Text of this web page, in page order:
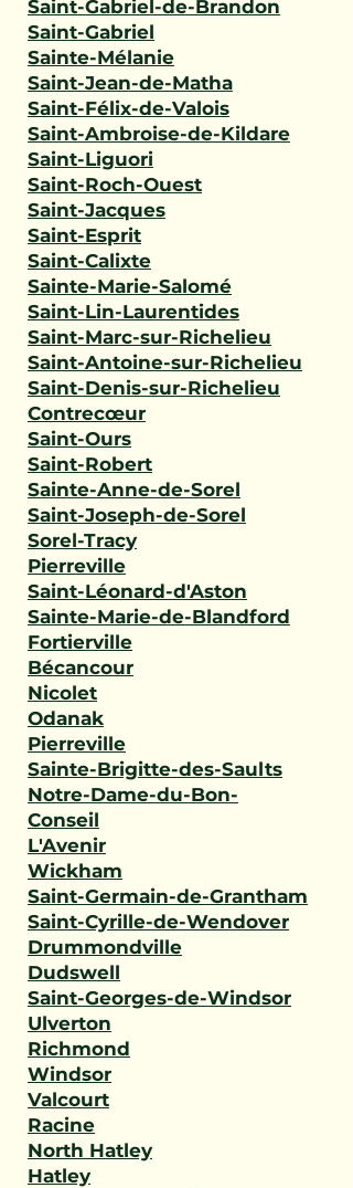
Saint-Gabriel-de-Brandon
Saint-Gabriel
Sainte-Mélanie
Saint-Jean-de-Matha
Saint-Félix-de-Valois
Saint-Ambroise-de-Kildare
Saint-Liguori
Saint-Roch-Ouest
Saint-Jacques
Saint-Esprit
Saint-Calixte
Sainte-Marie-Salomé
Saint-Lin-Laurentides
Saint-Marc-sur-Richelieu
Saint-Antoine-sur-Richelieu
Saint-Denis-sur-Richelieu
Contrecœur
Saint-Ours
Saint-Robert
Sainte-Anne-de-Sorel
Saint-Joseph-de-Sorel
Sorel-Tracy
Pierreville
Saint-Léonard-d'Aston
Sainte-Marie-de-Blandford
Fortierville
Bécancour
Nicolet
Odanak
Pierreville
Sainte-Brigitte-des-Saults
Notre-Dame-du-Bon-
Conseil
L'Avenir
Wickham
Saint-Germain-de-Grantham
Saint-Cyrille-de-Wendover
Drummondville
Dudswell
Saint-Georges-de-Windsor
Ulverton
Richmond
Windsor
Valcourt
Racine
North Hatley
Hatley